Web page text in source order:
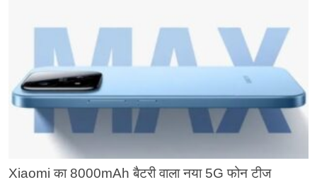
Xiaomi का 8000mAh बैटरी वाला नया 5G फोन टीज